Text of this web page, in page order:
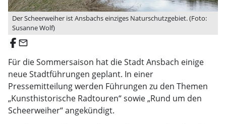
Der Scheerweiher ist Ansbachs einziges Naturschutzgebiet. (Foto:
Susanne Wolf)
email
Für die Sommersaison hat die Stadt Ansbach einige
neue Stadtführungen geplant. In einer
Pressemitteilung werden Führungen zu den Themen
„Kunsthistorische Radtouren“ sowie „Rund um den
Scheerweiher“ angekündigt.